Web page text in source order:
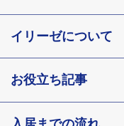
東京都
埼玉県
イリーゼについて
会社概要
お役立ち記事